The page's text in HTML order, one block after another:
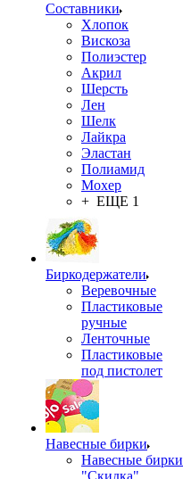
Составники
Хлопок
Вискоза
Полиэстер
Акрил
Шерсть
Лен
Шелк
Лайкра
Эластан
Полиамид
Мохер
+ ЕЩЕ 1
Биркодержатели
Веревочные
Пластиковые
ручные
Ленточные
Пластиковые
под пистолет
Навесные бирки
Навесные бирки
"Скидка"